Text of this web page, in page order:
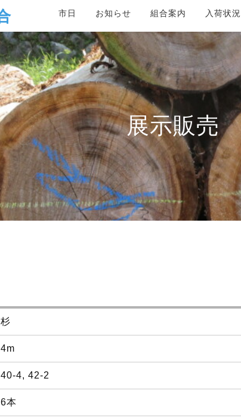
市日 お知らせ 組合案内 入荷状況
展示販売
杉
4m
40-4, 42-2
6本